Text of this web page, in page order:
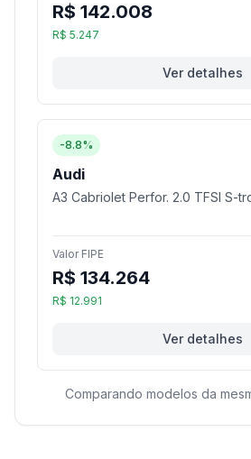
R$ 142.008
R$ 5.247
Ver detalhes
-8.8%
Audi
A3 Cabriolet Perfor. 2.0 TFSI S-
Valor FIPE
R$ 134.264
R$ 12.991
Ver detalhes
Comparando modelos da